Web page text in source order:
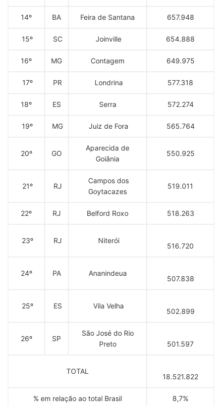
14º BA Feira de Santana 657.948
15º SC Joinville 654.888
16º MG Contagem 649.975
17º PR Londrina 577.318
18º ES Serra 572.274
19º MG Juiz de Fora 565.764
20º GO
Aparecida de
Goiânia
550.925
21º RJ
Campos dos
Goytacazes
519.011
22º RJ Belford Roxo 518.263
23º RJ Niterói
516.720
24º PA Ananindeua
507.838
25º ES Vila Velha
502.899
26º SP
São José do Rio
Preto
501.597
TOTAL
18.521.822
% em relação ao total Brasil 8,7%